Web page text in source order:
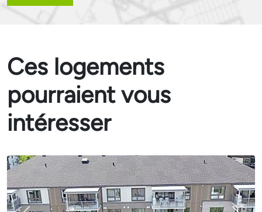
Ces logements
pourraient vous
intéresser